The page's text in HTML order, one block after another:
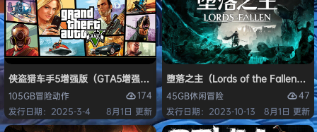
侠盗猎车手5增强版（GTA5增强版（Grand Theft Auto V Enhanced）免
105GB冒险动作
174
发行日期：2025-3-4
8月1日 更新
堕落之主（Lords of the Fallen）免
45GB休闲冒险
47
发行日期：2023-10-13
8月1日 更新